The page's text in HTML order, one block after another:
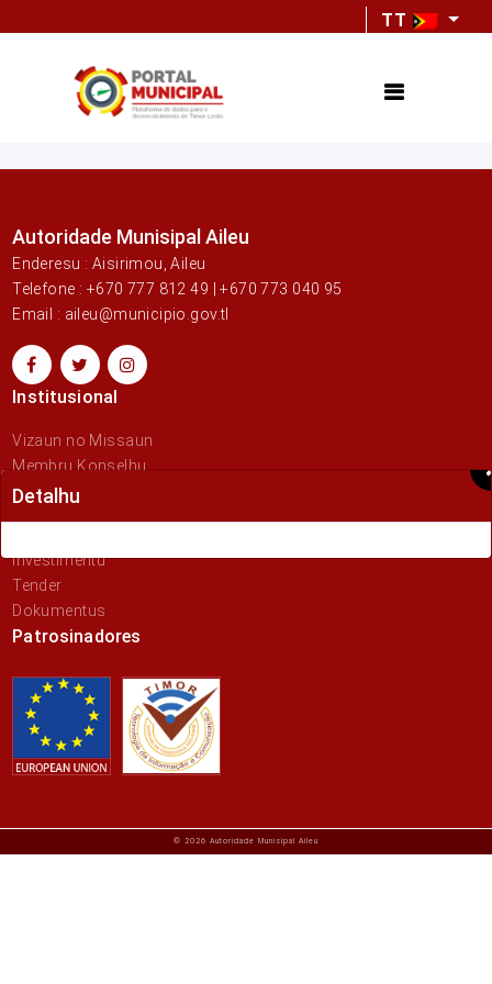
TT
Autoridade Munisipal Aileu
Enderesu : Aisirimou, Aileu
Telefone : +670 777 812 49 | +670 773 040 95
Email : aileu@municipio.gov.tl
Institusional
Vizaun no Missaun
Membru Konselhu
Link rápidus
Investimentu
Tender
Dokumentus
Patrosinadores
© 2026 Autoridade Munisipal Aileu
Detalhu